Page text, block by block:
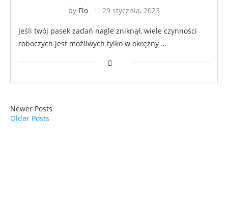
by Flo 29 stycznia, 2023
Jeśli twój pasek zadań nagle zniknął, wiele czynności
roboczych jest możliwych tylko w okrężny …
Newer Posts
Older Posts